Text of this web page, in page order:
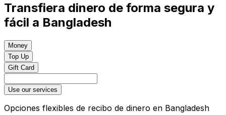
Transfiera dinero de forma segura y
fácil a Bangladesh
Money
Top Up
Gift Card
Use our services
Opciones flexibles de recibo de dinero en Bangladesh